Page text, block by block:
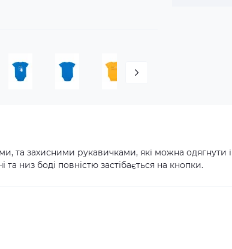
та захисними рукавичками, які можна одягнути і
низ боді повністю застібається на кнопки.